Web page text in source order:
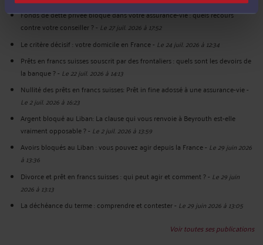
Fonds de dette privée bloqué dans votre assurance-vie : quels recours
contre votre conseiller ?- Le 27 juil. 2026 à 17:52
Le critère décisif : votre domicile en France- Le 24 juil. 2026 à 12:34
Prêts en francs suisses souscrit par des frontaliers : quels sont les devoirs de
la banque ?- Le 22 juil. 2026 à 14:13
Nullité des prêts en francs suisses: Prêt in fine adossé à une assurance-vie-
Le 2 juil. 2026 à 16:23
Argent bloqué au Liban: La clause qui vous renvoie à Beyrouth est-elle
vraiment opposable ?- Le 2 juil. 2026 à 13:59
Avoirs bloqués au Liban : vous pouvez agir depuis la France- Le 29 juin 2026
à 13:36
Divorce et prêt en francs suisses : qui peut agir et comment ?- Le 29 juin
2026 à 13:13
La déchéance du terme : comprendre et contester- Le 29 juin 2026 à 13:05
Voir toutes ses publications